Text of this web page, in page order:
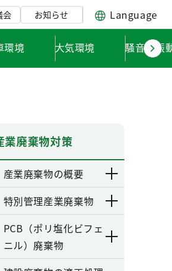
会 お知らせ Language
環境 大気環境 騒音・振
業廃棄物対策
産業廃棄物の概要
特別管理産業廃棄物
PCB（ポリ塩化ビフェ
ニル）廃棄物